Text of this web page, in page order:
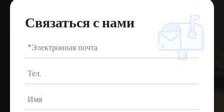
Связаться с нами